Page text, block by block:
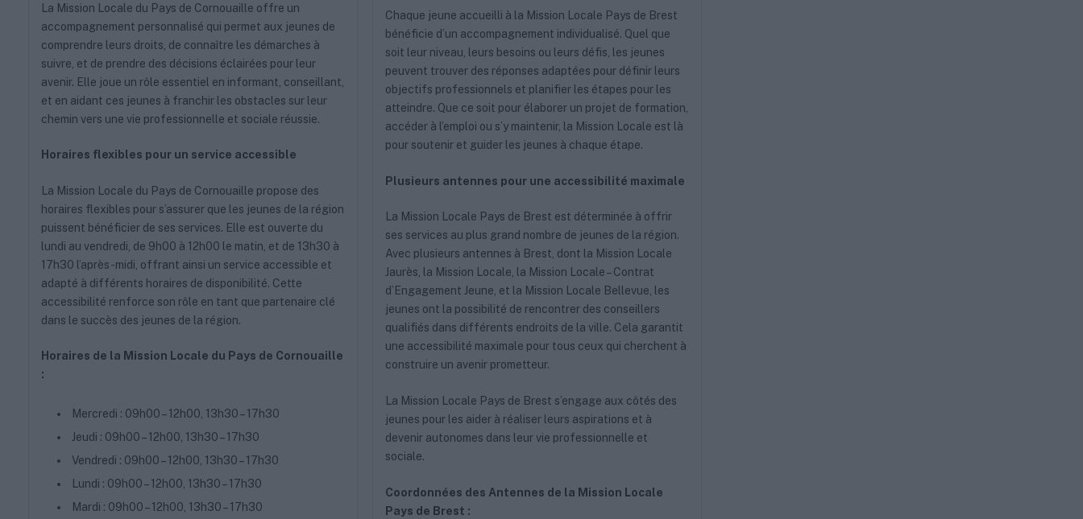
La Mission Locale du Pays de Cornouaille offre un
accompagnement personnalisé qui permet aux jeunes de
comprendre leurs droits, de connaître les démarches à
suivre, et de prendre des décisions éclairées pour leur
avenir. Elle joue un rôle essentiel en informant, conseillant,
et en aidant ces jeunes à franchir les obstacles sur leur
chemin vers une vie professionnelle et sociale réussie.
Horaires flexibles pour un service accessible
La Mission Locale du Pays de Cornouaille propose des
horaires flexibles pour s’assurer que les jeunes de la région
puissent bénéficier de ses services. Elle est ouverte du
lundi au vendredi, de 9h00 à 12h00 le matin, et de 13h30 à
17h30 l’après-midi, offrant ainsi un service accessible et
adapté à différents horaires de disponibilité. Cette
accessibilité renforce son rôle en tant que partenaire clé
dans le succès des jeunes de la région.
Horaires de la Mission Locale du Pays de Cornouaille
:
Mercredi : 09h00 – 12h00, 13h30 – 17h30
Jeudi : 09h00 – 12h00, 13h30 – 17h30
Vendredi : 09h00 – 12h00, 13h30 – 17h30
Lundi : 09h00 – 12h00, 13h30 – 17h30
Mardi : 09h00 – 12h00, 13h30 – 17h30
Chaque jeune accueilli à la Mission Locale Pays de Brest
bénéficie d’un accompagnement individualisé. Quel que
soit leur niveau, leurs besoins ou leurs défis, les jeunes
peuvent trouver des réponses adaptées pour définir leurs
objectifs professionnels et planifier les étapes pour les
atteindre. Que ce soit pour élaborer un projet de formation,
accéder à l’emploi ou s’y maintenir, la Mission Locale est là
pour soutenir et guider les jeunes à chaque étape.
Plusieurs antennes pour une accessibilité maximale
La Mission Locale Pays de Brest est déterminée à offrir
ses services au plus grand nombre de jeunes de la région.
Avec plusieurs antennes à Brest, dont la Mission Locale
Jaurès, la Mission Locale, la Mission Locale – Contrat
d’Engagement Jeune, et la Mission Locale Bellevue, les
jeunes ont la possibilité de rencontrer des conseillers
qualifiés dans différents endroits de la ville. Cela garantit
une accessibilité maximale pour tous ceux qui cherchent à
construire un avenir prometteur.
La Mission Locale Pays de Brest s’engage aux côtés des
jeunes pour les aider à réaliser leurs aspirations et à
devenir autonomes dans leur vie professionnelle et
sociale.
Coordonnées des Antennes de la Mission Locale
Pays de Brest :